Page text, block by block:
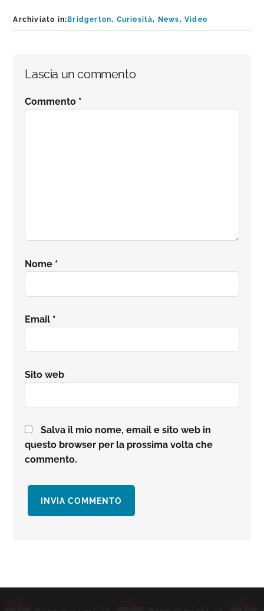
Archiviato in: Bridgerton, Curiosità, News,Video
Interazioni
del
Lascia un commento
Commento *
Nome *
Email *
Sito web
Salva il mio nome, email e sito web in
questo browser per la prossima volta che
commento.